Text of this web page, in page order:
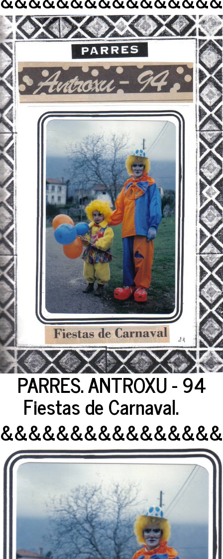
PARRES. ANTROXU - 94
Fiestas de Carnaval.